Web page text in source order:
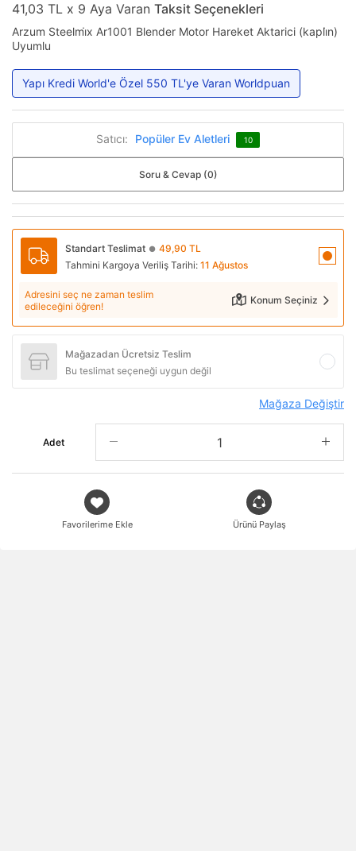
41,03 TL x 9 Aya Varan Taksit Seçenekleri
Arzum Steelmi̇x Ar1001 Blender Motor Hareket Aktarici (kapli̇n)
Uyumlu
Yapı Kredi World'e Özel 550 TL'ye Varan Worldpuan
Satıcı: Popüler Ev Aletleri 10
Soru & Cevap (0)
Standart Teslimat ● 49,90 TL
Tahmini Kargoya Veriliş Tarihi: 11 Ağustos
Adresini seç ne zaman teslim
edileceğini öğren!
Konum Seçiniz
Mağazadan Ücretsiz Teslim
Bu teslimat seçeneği uygun değil
Mağaza Değiştir
Adet
Favorilerime Ekle Ürünü Paylaş